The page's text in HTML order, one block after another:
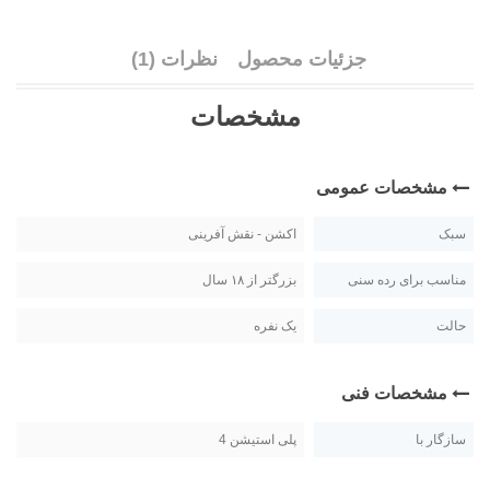
جزئیات محصول نظرات (1)
مشخصات
مشخصات عمومی
سبک اکشن - نقش آفرینی
مناسب برای رده سنی بزرگتر از ۱۸ سال
حالت یک نفره
مشخصات فنی
سازگار با پلی استیشن 4